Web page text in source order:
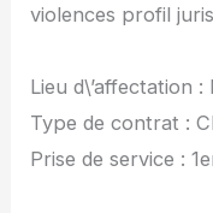
violences profil
Lieu d\’affectation :
Type de contrat :
Prise de service :